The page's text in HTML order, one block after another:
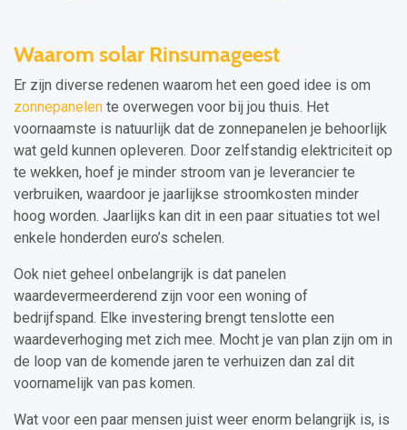
Waarom solar Rinsumageest
Er zijn diverse redenen waarom het een goed idee is om
zonnepanelen te overwegen voor bij jou thuis. Het
voornaamste is natuurlijk dat de zonnepanelen je behoorlijk
wat geld kunnen opleveren. Door zelfstandig elektriciteit op
te wekken, hoef je minder stroom van je leverancier te
verbruiken, waardoor je jaarlijkse stroomkosten minder
hoog worden. Jaarlijks kan dit in een paar situaties tot wel
enkele honderden euro’s schelen.
Ook niet geheel onbelangrijk is dat panelen
waardevermeerderend zijn voor een woning of
bedrijfspand. Elke investering brengt tenslotte een
waardeverhoging met zich mee. Mocht je van plan zijn om in
de loop van de komende jaren te verhuizen dan zal dit
voornamelijk van pas komen.
Wat voor een paar mensen juist weer enorm belangrijk is, is